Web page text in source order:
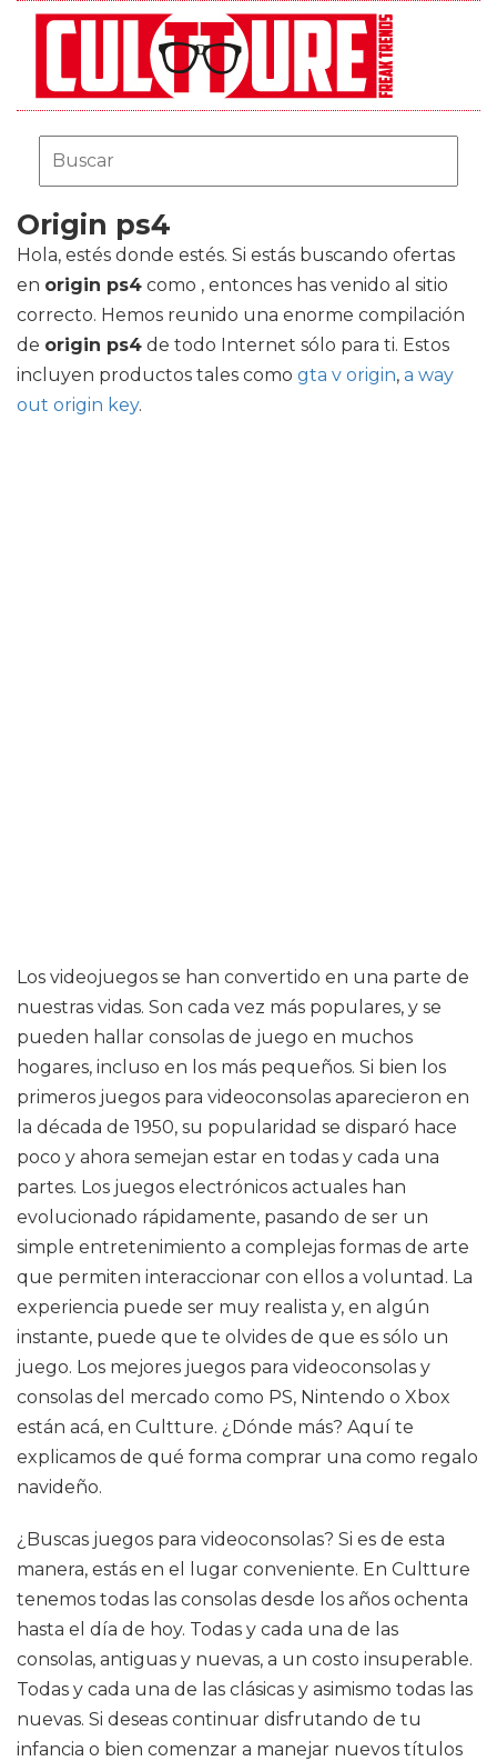
Origin ps4
Hola, estés donde estés. Si estás buscando ofertas
en origin ps4 como , entonces has venido al sitio
correcto. Hemos reunido una enorme compilación
de origin ps4 de todo Internet sólo para ti. Estos
incluyen productos tales como gta v origin, a way
out origin key.
Los videojuegos se han convertido en una parte de
nuestras vidas. Son cada vez más populares, y se
pueden hallar consolas de juego en muchos
hogares, incluso en los más pequeños. Si bien los
primeros juegos para videoconsolas aparecieron en
la década de 1950, su popularidad se disparó hace
poco y ahora semejan estar en todas y cada una
partes. Los juegos electrónicos actuales han
evolucionado rápidamente, pasando de ser un
simple entretenimiento a complejas formas de arte
que permiten interaccionar con ellos a voluntad. La
experiencia puede ser muy realista y, en algún
instante, puede que te olvides de que es sólo un
juego. Los mejores juegos para videoconsolas y
consolas del mercado como PS, Nintendo o Xbox
están acá, en Cultture. ¿Dónde más? Aquí te
explicamos de qué forma comprar una como regalo
navideño.
¿Buscas juegos para videoconsolas? Si es de esta
manera, estás en el lugar conveniente. En Cultture
tenemos todas las consolas desde los años ochenta
hasta el día de hoy. Todas y cada una de las
consolas, antiguas y nuevas, a un costo insuperable.
Todas y cada una de las clásicas y asimismo todas las
nuevas. Si deseas continuar disfrutando de tu
infancia o bien comenzar a manejar nuevos títulos